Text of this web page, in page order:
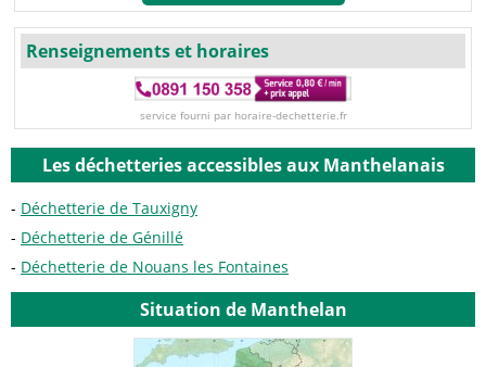
Renseignements et horaires
service fourni par horaire-dechetterie.fr
Les déchetteries accessibles aux Manthelanais
Déchetterie de Tauxigny
Déchetterie de Génillé
Déchetterie de Nouans les Fontaines
Situation de Manthelan